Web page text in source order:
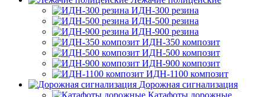
ИДН-300 резина
ИДН-500 резина
ИДН-900 резина
ИДН-350 композит
ИДН-500 композит
ИДН-900 композит
ИДН-1100 композит
Дорожная сигнализация
Катафоты дорожные